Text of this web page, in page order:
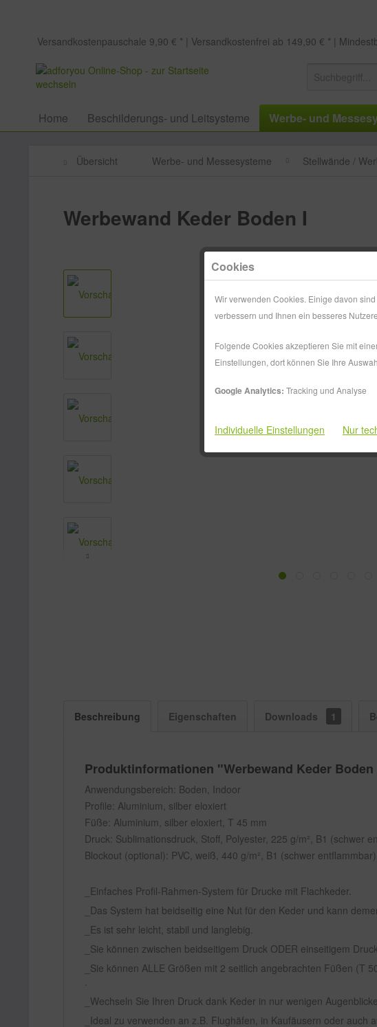
Versandkostenpauschale 9,90 € * | Versandkostenfrei ab 149,90 € * |
Home Beschilderungs- und Leitsysteme Werbe- und
Übersicht Werbe- und Messesysteme Stellwände /
Werbewand Keder Boden I
Beschreibung Eigenschaften Downloads 1
Produktinformationen "Werbewand Keder Boden
Anwendungsbereich: Boden, Indoor
Profile: Aluminium, silber eloxiert
Füße: Aluminium, silber eloxiert, T 45 mm
Druck: Sublimationsdruck, Stoff, Polyester, 225 g/m², B1 (schwer
Blockout (optional): PVC, weiß, 440 g/m², B1 (schwer
Einfaches Profil-Rahmen-System für Drucke mit Flachkeder.
Das System hat beidseitig eine Nut für den Keder und kann
Es ist sehr leicht, stabil und langlebig.
Sie können zwischen beidseitigem Druck ODER einseitigem
Sie können ALLE Größen mit 2 seitlich angebrachten Füßen (T
.
Wechseln Sie Ihren Druck dank Keder in nur wenigen
Ideal zu verwenden an z.B. Flughäfen, in Kaufäusern oder auch
Cookies
Wir verwenden Cookies. Einige davon
verbessern und Ihnen ein besseres
Folgende Cookies akzeptieren Sie mit
Einstellungen, dort können Sie Ihre
Google Analytics: Tracking und Analyse
Individuelle Einstellungen Nur